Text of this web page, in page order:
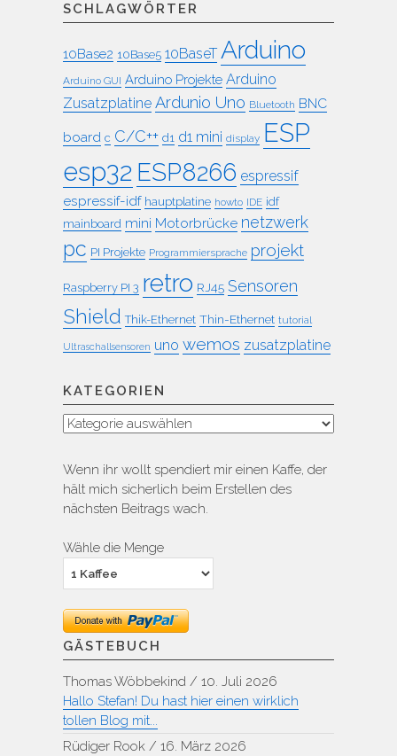
SCHLAGWÖRTER
10Base2 10Base5 10BaseT Arduino
Arduino GUI Arduino Projekte Arduino
Zusatzplatine Ardunio Uno Bluetooth BNC
board c C/C++ d1 d1 mini display ESP
esp32 ESP8266 espressif
espressif-idf hauptplatine howto IDE idf
mainboard mini Motorbrücke netzwerk
pc PI Projekte Programmiersprache projekt
Raspberry PI 3 retro RJ45 Sensoren
Shield Thik-Ethernet Thin-Ethernet tutorial
Ultraschallsensoren uno wemos zusatzplatine
KATEGORIEN
Kategorien
Wenn ihr wollt spendiert mir einen Kaffe, der
hält mich sicherlich beim Erstellen des
nächsten Beitrags wach.
Wähle die Menge
GÄSTEBUCH
Thomas Wöbbekind / 10. Juli 2026
Hallo Stefan! Du hast hier einen wirklich
tollen Blog mit...
Rüdiger Rook / 16. März 2026